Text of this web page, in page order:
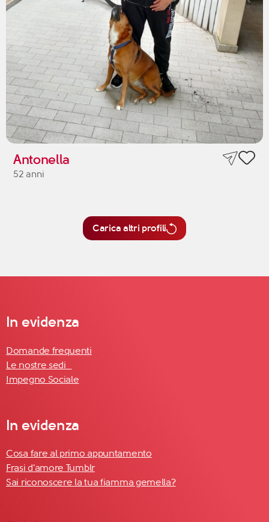
Antonella
52 anni
Carica altri profili
In evidenza
Domande frequenti
Le nostre sedi
Impegno Sociale
In evidenza
Cosa fare al primo appuntamento
Frasi d'amore Tumblr
Sai riconoscere la tua fiamma gemella?